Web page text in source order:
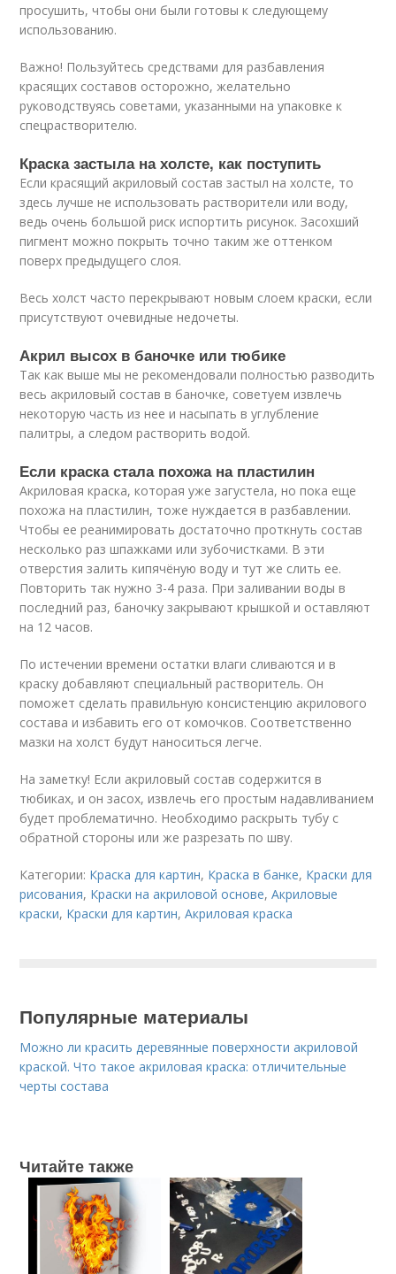
просушить, чтобы они были готовы к следующему
использованию.
Важно! Пользуйтесь средствами для разбавления
красящих составов осторожно, желательно
руководствуясь советами, указанными на упаковке к
спецрастворителю.
Краска застыла на холсте, как поступить
Если красящий акриловый состав застыл на холсте, то
здесь лучше не использовать растворители или воду,
ведь очень большой риск испортить рисунок. Засохший
пигмент можно покрыть точно таким же оттенком
поверх предыдущего слоя.
Весь холст часто перекрывают новым слоем краски, если
присутствуют очевидные недочеты.
Акрил высох в баночке или тюбике
Так как выше мы не рекомендовали полностью разводить
весь акриловый состав в баночке, советуем извлечь
некоторую часть из нее и насыпать в углубление
палитры, а следом растворить водой.
Если краска стала похожа на пластилин
Акриловая краска, которая уже загустела, но пока еще
похожа на пластилин, тоже нуждается в разбавлении.
Чтобы ее реанимировать достаточно проткнуть состав
несколько раз шпажками или зубочистками. В эти
отверстия залить кипячёную воду и тут же слить ее.
Повторить так нужно 3-4 раза. При заливании воды в
последний раз, баночку закрывают крышкой и оставляют
на 12 часов.
По истечении времени остатки влаги сливаются и в
краску добавляют специальный растворитель. Он
поможет сделать правильную консистенцию акрилового
состава и избавить его от комочков. Соответственно
мазки на холст будут наноситься легче.
На заметку! Если акриловый состав содержится в
тюбиках, и он засох, извлечь его простым надавливанием
будет проблематично. Необходимо раскрыть тубу с
обратной стороны или же разрезать по шву.
Категории: Краска для картин, Краска в банке, Краски для
рисования, Краски на акриловой основе,Акриловые
краски, Краски для картин,Акриловая краска
Популярные материалы
Можно ли красить деревянные поверхности акриловой
краской. Что такое акриловая краска: отличительные
черты состава
Читайте также